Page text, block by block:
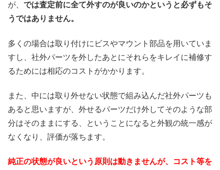
が、 では査定前に全て外すのが良いのかというと必ずもそ
うではありません。
多くの場合は取り付けにビスやマウント部品を用いていま
すし、社外パーツを外したあとにそれらをキレイに補修す
るためには相応のコストがかかります。
また、中には取り外せない状態で組み込んだ社外パーツも
あると思いますが、外せるパーツだけ外してそのような部
分はそのままにする、ということになると外観の統一感が
なくなり、評価が落ちます。
純正の状態が良いという原則は動きませんが、コスト等を